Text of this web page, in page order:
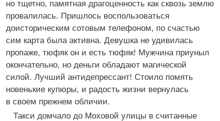
но тщетно, памятная драгоценность как сквозь землю
провалилась. Пришлось воспользоваться
доисторическим сотовым телефоном, по счастью
сим карта была активна. Девушка не удивилась
пропаже, тюфяк он и есть тюфяк! Мужчина приуныл
окончательно, но деньги обладают магической
силой. Лучший антидепрессант! Стоило помять
новенькие купюры, и радость жизни вернулась
в своем прежнем обличии.
Такси домчало до Моховой улицы в считанные